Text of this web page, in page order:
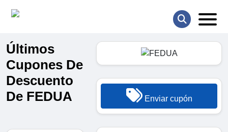
Últimos
Cupones De
Descuento
De FEDUA
Enviar cupón